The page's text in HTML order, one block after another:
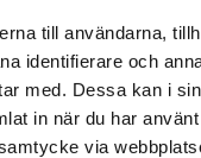
till användarna,
identifierare och
med. Dessa kan i
in när du har
via
4.3 av 5 i omdöme
Flux + Prevent
Munskölj som
plack och motverkar